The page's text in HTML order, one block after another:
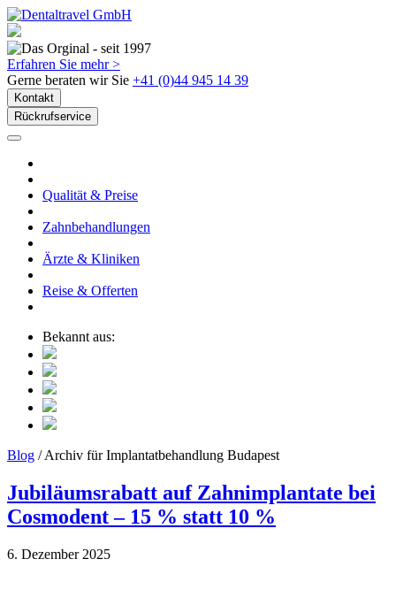
Erfahren Sie mehr >
Gerne beraten wir Sie +41 (0)44 945 14 39
Kontakt
Rückrufservice
Qualität & Preise
Zahnbehandlungen
Ärzte & Kliniken
Reise & Offerten
Bekannt aus:
Blog / Archiv für Implantatbehandlung Budapest
Jubiläumsrabatt auf Zahnimplantate bei
Cosmodent – 15 % statt 10 %
6. Dezember 2025